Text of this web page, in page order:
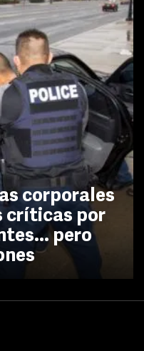
corporales
críticas por
pero